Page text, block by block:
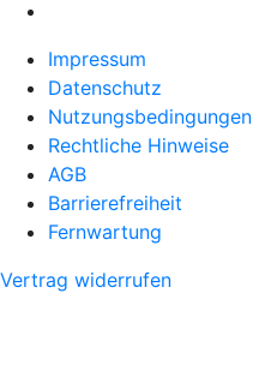
Impressum
Datenschutz
Nutzungsbedingungen
Rechtliche Hinweise
AGB
Barrierefreiheit
Fernwartung
Vertrag widerrufen